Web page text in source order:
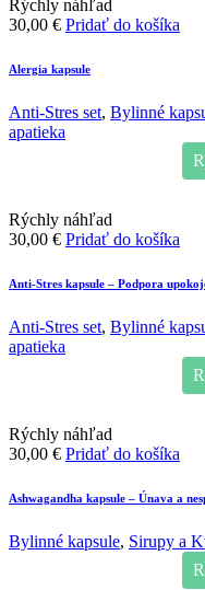
Rýchly náhľad
30,00 € Pridať do košíka
Alergia kapsule
Anti-Stres set, Bylinné
apatieka
Rýchly náhľad
30,00 € Pridať do košíka
Anti-Stres kapsule – Podpora
Anti-Stres set, Bylinné
apatieka
Rýchly náhľad
30,00 € Pridať do košíka
Ashwagandha kapsule – Únava a
Bylinné kapsule, Sirupy a